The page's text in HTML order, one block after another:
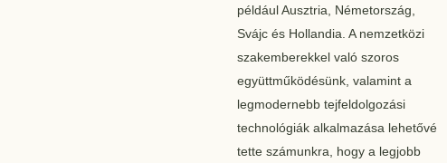
például Ausztria, Németország,
Svájc és Hollandia. A nemzetközi
szakemberekkel való szoros
együttműködésünk, valamint a
legmodernebb tejfeldolgozási
technológiák alkalmazása lehetővé
tette számunkra, hogy a legjobb